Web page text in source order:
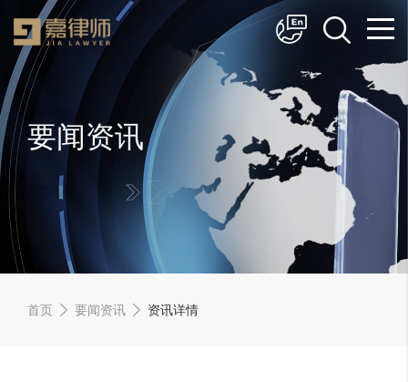
简体中文
English
要闻资讯
首页 要闻资讯 资讯详情